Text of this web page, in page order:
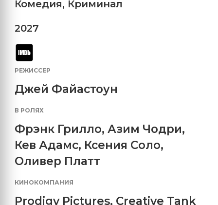
Комедия, Криминал
2027
РЕЖИССЕР
Джей Файастоун
В РОЛЯХ
Фрэнк Грилло, Азим Чодри,
Кев Адамс, Ксения Соло,
Оливер Платт
КИНОКОМПАНИЯ
Prodigy Pictures, Creative Tank